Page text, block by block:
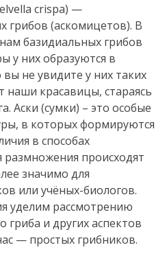
crispa) —
грибов (аскомицетов). В
базидиальных грибов
у них образуются в
не увидите у них таких
наши красавицы, стараясь
Аски (сумки) – это особые
в которых формируются
в способах
происходят
значимо для
или учёных-биологов.
уделим рассмотрению
и других аспектов
— простых грибников.